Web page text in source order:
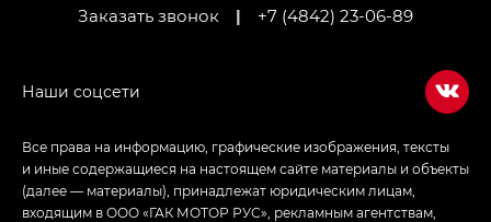
Empow — Эмпау (Empow) в комплектации
Заказать звонок
| +7 (4842) 23-06-89
Все права на информацию, графические изображения, тексты
и иные содержащиеся на настоящем сайте материалы и объекты
(далее — материалы), принадлежат юридическим лицам,
входящим в ООО «ГАК МОТОР РУС», рекламным агентствам,